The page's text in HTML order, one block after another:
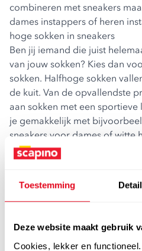
Toestemming
Deze website maakt gebruik
Cookies, lekker en
combineren met sneakers
dames instappers of heren
hoge sokken in sneakers
Ben jij iemand die juist
van jouw sokken? Kies dan
sokken. Halfhoge sokken
de kuit. Van de opvallendste
aan sokken met een
je gemakkelijk met
sneakers voor dames of witte
Bij Scapino vind je ook
in allerlei kleuren. Kies voor
een gekleurde sok en je bent
liever een meer sportieve
Skechers.